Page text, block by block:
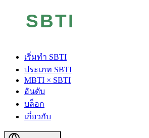
เริ่มทำ SBTI
ประเภท SBTI
MBTI × SBTI
อันดับ
บล็อก
เกี่ยวกับ